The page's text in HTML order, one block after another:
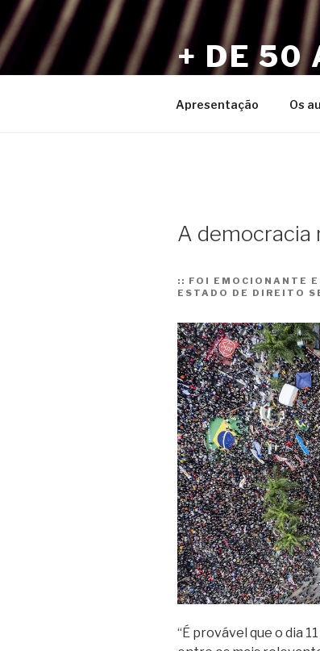
Pular
para
o
conteúdo
+ DE 50
Apresentação Os
A democracia
:: FOI EMOCIONANTE
ESTADO DE DIREITO
“É provável que o dia